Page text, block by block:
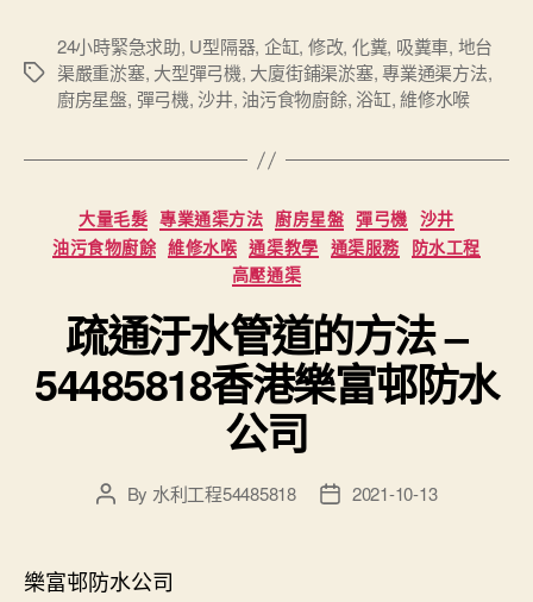
Tags
24小時緊急求助, U型隔器, 企缸, 修改, 化糞, 吸糞車, 地台
渠嚴重淤塞, 大型彈弓機, 大廈街鋪渠淤塞,專業通渠方法,
廚房星盤, 彈弓機,沙井, 油污食物廚餘, 浴缸,維修水喉
Categories
大量毛髮 專業通渠方法 廚房星盤 彈弓機 沙井
油污食物廚餘 維修水喉 通渠教學 通渠服務 防水工程
高壓通渠
疏通汙水管道的方法 –
54485818香港樂富邨防水
公司
PostBy 水利工程54485818
Post2021-10-13
樂富邨防水公司